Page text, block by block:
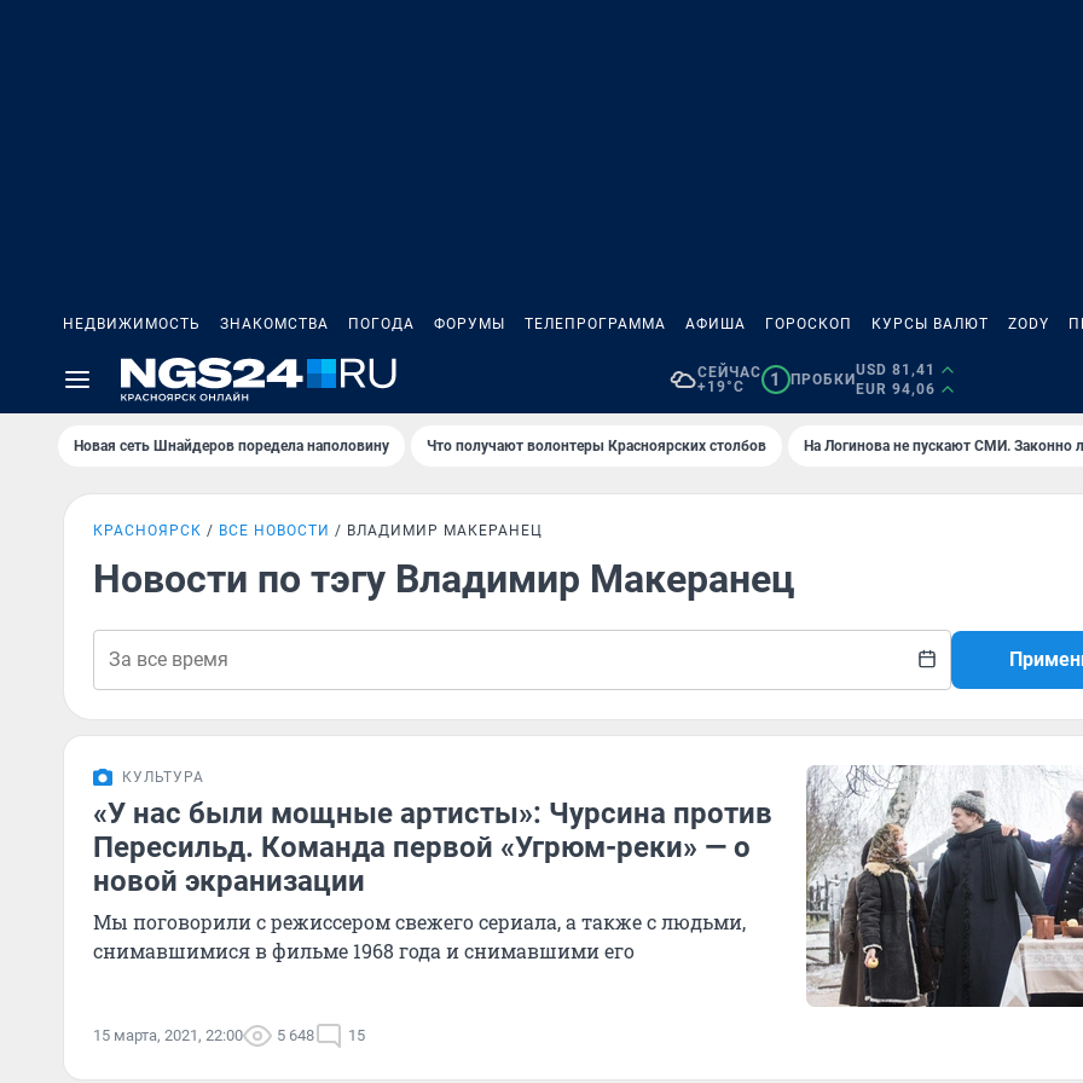
НЕДВИЖИМОСТЬ ЗНАКОМСТВА ПОГОДА ФОРУМЫ ТЕЛЕПРОГРАММА АФИША ГОРОСКОП КУРСЫ ВАЛЮТ ZODY
СЕЙЧАС
+19°C
1 ПРОБКИ
USD 81,41
EUR 94,06
Новая сеть Шнайдеров поредела наполовину Что получают волонтеры Красноярских столбов На Логинова не пускают СМИ. Законно
КРАСНОЯРСК ВСЕ НОВОСТИ ВЛАДИМИР МАКЕРАНЕЦ
Новости по тэгу Владимир Макеранец
КУЛЬТУРА
«У нас были мощные артисты»: Чурсина против
Пересильд. Команда первой «Угрюм-реки» — о
новой экранизации
Мы поговорили с режиссером свежего сериала, а также с людьми,
снимавшимися в фильме 1968 года и снимавшими его
15 марта, 2021, 22:00 5 648 15